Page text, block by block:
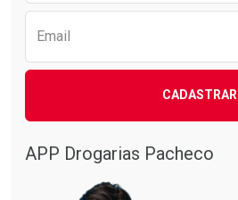
Email
CADASTRAR
APP Drogarias Pacheco